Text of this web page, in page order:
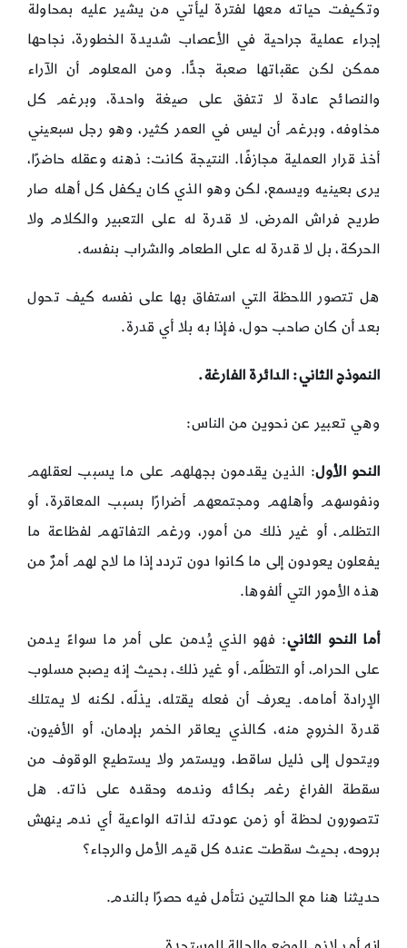
وتكيفت حياته معها لفترة ليأتي من يشير عليه بمحاولة
إجراء عملية جراحية في الأعصاب شديدة الخطورة، نجاحها
ممكن لكن عقباتها صعبة جدًّا. ومن المعلوم أن الآراء
والنصائح عادة لا تتفق على صيغة واحدة، وبرغم كل
مخاوفه، وبرغم أن ليس في العمر كثير، وهو رجل سبعيني
أخذ قرار العملية مجازفًا. النتيجة كانت: ذهنه وعقله حاضرًا،
يرى بعينيه ويسمع، لكن وهو الذي كان يكفل كل أهله صار
طريح فراش المرض، لا قدرة له على التعبير والكلام ولا
الحركة، بل لا قدرة له على الطعام والشراب بنفسه.
هل تتصور اللحظة التي استفاق بها على نفسه كيف تحول
بعد أن كان صاحب حول، فإذا به بلا أي قدرة.
النموذج الثاني: الدائرة الفارغة.
وهي تعبير عن نحوين من الناس:
النحو الأول: الذين يقدمون بجهلهم على ما يسبب لعقلهم
ونفوسهم وأهلهم ومجتمعهم أضرارًا بسبب المعاقرة، أو
التظلم، أو غير ذلك من أمور، ورغم التفاتهم لفظاعة ما
يفعلون يعودون إلى ما كانوا دون تردد إذا ما لاح لهم أمرٌ من
هذه الأمور التي ألفوها.
أما النحو الثاني: فهو الذي يُدمن على أمر ما سواءً يدمن
على الحرام، أو التظلّم، أو غير ذلك، بحيث إنه يصبح مسلوب
الإرادة أمامه. يعرف أن فعله يقتله، يذلّه، لكنه لا يمتلك
قدرة الخروج منه، كالذي يعاقر الخمر بإدمان، أو الأفيون،
ويتحول إلى ذليل ساقط، ويستمر ولا يستطيع الوقوف من
سقطة الفراغ رغم بكائه وندمه وحقده على ذاته. هل
تتصورون لحظة أو زمن عودته لذاته الواعية أي ندم ينهش
بروحه، بحيث سقطت عنده كل قيم الأمل والرجاء؟
حديثنا هنا مع الحالتين نتأمل فيه حصرًا بالندم.